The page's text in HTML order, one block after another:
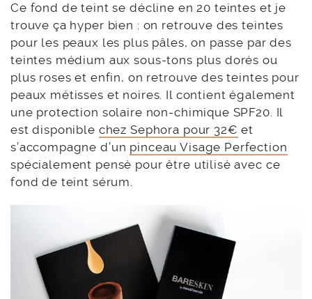
Ce fond de teint se décline en 20 teintes et je
trouve ça hyper bien : on retrouve des teintes
pour les peaux les plus pâles, on passe par des
teintes médium aux sous-tons plus dorés ou
plus roses et enfin, on retrouve des teintes pour
peaux métisses et noires. Il contient également
une protection solaire non-chimique SPF20. Il
est disponible chez Sephora pour 32€ et
s’accompagne d’un pinceau Visage Perfection
spécialement pensé pour être utilisé avec ce
fond de teint sérum.